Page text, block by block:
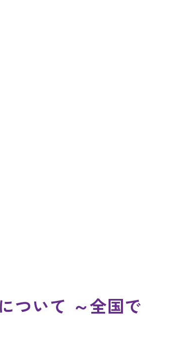
ついて ～全国で